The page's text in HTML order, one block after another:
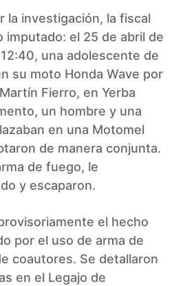
la investigación, la fiscal
imputado: el 25 de abril de
una adolescente de
su moto Honda Wave por
Fierro, en Yerba
un hombre y una
en una Motomel
de manera conjunta.
de fuego, le
y escaparon.
el hecho
por el uso de arma de
coautores. Se detallaron
en el Legajo de